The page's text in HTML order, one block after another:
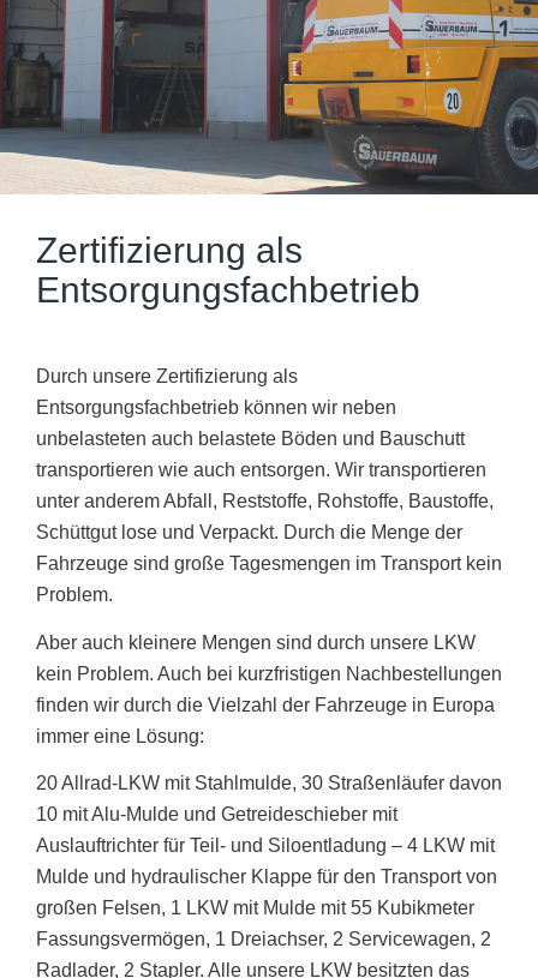
Zertifizierung als
Entsorgungs­fachbetrieb
Durch unsere Zertifizierung als
Entsorgungsfachbetrieb können wir neben
unbelasteten auch belastete Böden und Bauschutt
transportieren wie auch entsorgen. Wir transportieren
unter anderem Abfall, Reststoffe, Rohstoffe, Baustoffe,
Schüttgut lose und Verpackt. Durch die Menge der
Fahrzeuge sind große Tagesmengen im Transport kein
Problem.
Aber auch kleinere Mengen sind durch unsere LKW
kein Problem. Auch bei kurzfristigen Nachbestellungen
finden wir durch die Vielzahl der Fahrzeuge in Europa
immer eine Lösung:
20 Allrad-LKW mit Stahlmulde, 30 Straßenläufer davon
10 mit Alu-Mulde und Getreideschieber mit
Auslauftrichter für Teil- und Siloentladung – 4 LKW mit
Mulde und hydraulischer Klappe für den Transport von
großen Felsen, 1 LKW mit Mulde mit 55 Kubikmeter
Fassungsvermögen, 1 Dreiachser, 2 Servicewagen, 2
Radlader, 2 Stapler. Alle unsere LKW besitzten das